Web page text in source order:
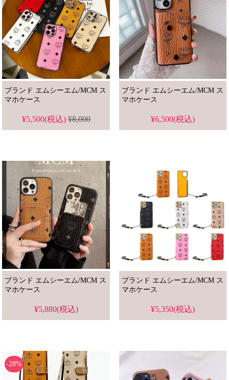
ブランド エムシーエム/MCM ス
マホケース
¥5,500(税込)¥8,000
ブランド エムシーエム/MCM ス
マホケース
¥6,500(税込)
ブランド エムシーエム/MCM ス
マホケース
¥5,880(税込)
ブランド エムシーエム/MCM ス
マホケース
¥5,350(税込)
-28%